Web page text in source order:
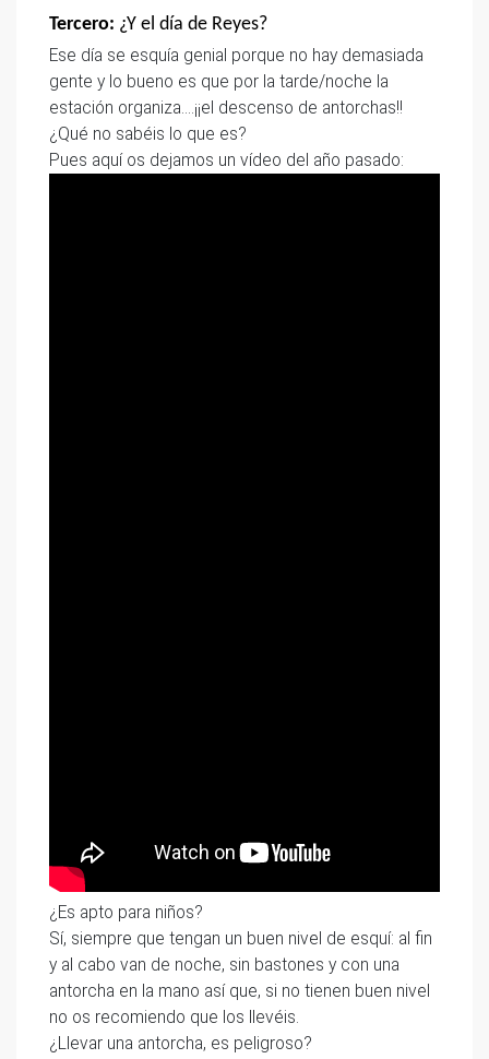
Tercero: ¿Y el día de Reyes?
Ese día se esquía genial porque no hay demasiada
gente y lo bueno es que por la tarde/noche la
estación organiza….¡¡el descenso de antorchas!!
¿Qué no sabéis lo que es?
Pues aquí os dejamos un vídeo del año pasado:
¿Es apto para niños?
Sí, siempre que tengan un buen nivel de esquí: al fin
y al cabo van de noche, sin bastones y con una
antorcha en la mano así que, si no tienen buen nivel
no os recomiendo que los llevéis.
¿Llevar una antorcha, es peligroso?